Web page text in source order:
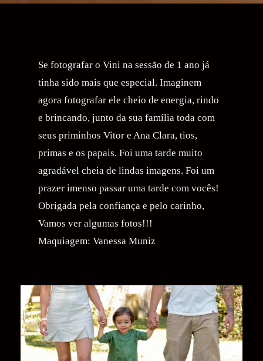
Se fotografar o Vini na sessão de 1 ano já
tinha sido mais que especial. Imaginem
agora fotografar ele cheio de energia, rindo
e brincando, junto da sua família toda com
seus priminhos Vitor e Ana Clara, tios,
primas e os papais. Foi uma tarde muito
agradável cheia de lindas imagens. Foi um
prazer imenso passar uma tarde com vocês!
Obrigada pela confiança e pelo carinho,
Vamos ver algumas fotos!!!
Maquiagem: Vanessa Muniz